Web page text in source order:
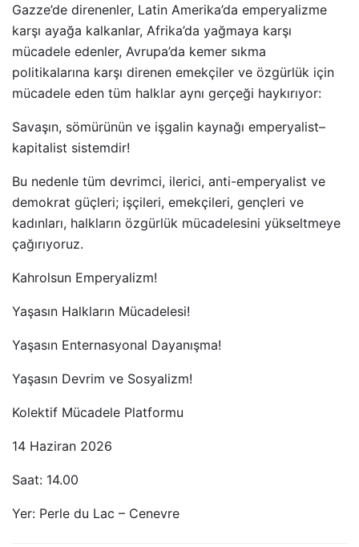
Gazze’de direnenler, Latin Amerika’da emperyalizme
karşı ayağa kalkanlar, Afrika’da yağmaya karşı
mücadele edenler, Avrupa’da kemer sıkma
politikalarına karşı direnen emekçiler ve özgürlük için
mücadele eden tüm halklar aynı gerçeği haykırıyor:
Savaşın, sömürünün ve işgalin kaynağı emperyalist–
kapitalist sistemdir!
Bu nedenle tüm devrimci, ilerici, anti-emperyalist ve
demokrat güçleri; işçileri, emekçileri, gençleri ve
kadınları, halkların özgürlük mücadelesini yükseltmeye
çağırıyoruz.
Kahrolsun Emperyalizm!
Yaşasın Halkların Mücadelesi!
Yaşasın Enternasyonal Dayanışma!
Yaşasın Devrim ve Sosyalizm!
Kolektif Mücadele Platformu
14 Haziran 2026
Saat: 14.00
Yer: Perle du Lac – Cenevre